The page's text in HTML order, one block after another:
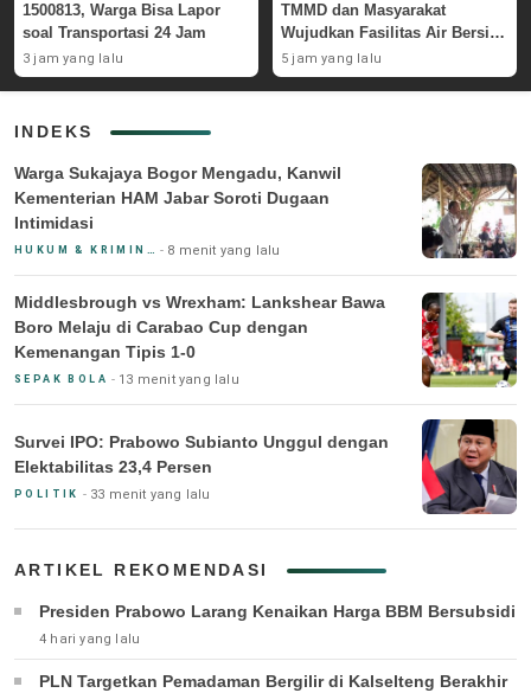
1500813, Warga Bisa Lapor
soal Transportasi 24 Jam
3 jam yang lalu
TMMD dan Masyarakat
Wujudkan Fasilitas Air Bersih
di Masjid Polewali
5 jam yang lalu
INDEKS
Warga Sukajaya Bogor Mengadu, Kanwil
Kementerian HAM Jabar Soroti Dugaan
Intimidasi
HUKUM & KRIMINAL 8 menit yang lalu
Middlesbrough vs Wrexham: Lankshear Bawa
Boro Melaju di Carabao Cup dengan
Kemenangan Tipis 1-0
SEPAK BOLA 13 menit yang lalu
Survei IPO: Prabowo Subianto Unggul dengan
Elektabilitas 23,4 Persen
POLITIK 33 menit yang lalu
ARTIKEL REKOMENDASI
Presiden Prabowo Larang Kenaikan Harga BBM Bersubsidi
4 hari yang lalu
PLN Targetkan Pemadaman Bergilir di Kalselteng Berakhir